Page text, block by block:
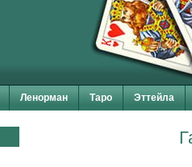
Ленорман Таро Эттейла